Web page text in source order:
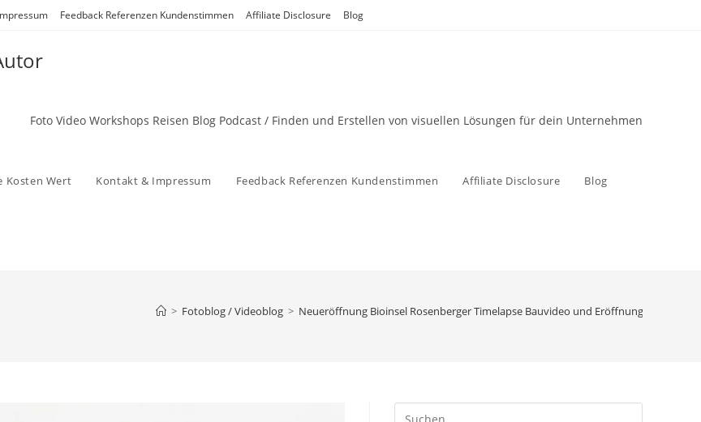
Feedback Referenzen Kundenstimmen Affiliate Disclosure Blog
Foto Video Workshops Reisen Blog Podcast / Finden und Erstellen von visuellen Lösungen für dein Unternehmen
Kosten Wert Kontakt & Impressum Feedback Referenzen Kundenstimmen Affiliate Disclosure Blog
> Fotoblog / Videoblog > Neueröffnung Bioinsel Rosenberger Timelapse Bauvideo und Eröffnungsfotos